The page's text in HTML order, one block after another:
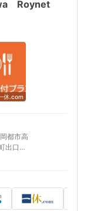
Roynet
休.com
都市高
出口降
10分）
九州自
口へ～
、「祇